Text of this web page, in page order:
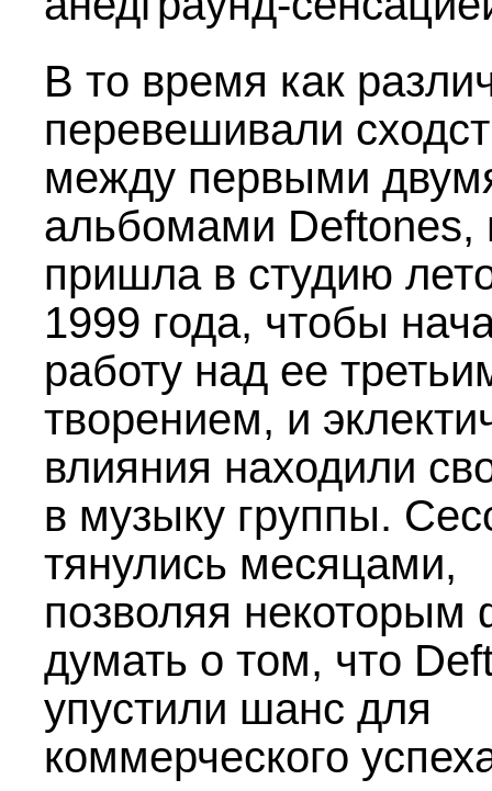
В то время как
перевешивали
между первыми
альбомами Deftones,
пришла в студию
1999 года, чтобы
работу над ее
творением, и
влияния находили
в музыку группы.
тянулись месяцами,
позволяя некоторым
думать о том, что
упустили шанс для
коммерческого